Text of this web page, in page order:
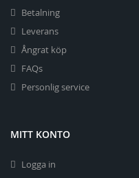
Betalning
Leverans
Ångrat köp
FAQs
Personlig service
MITT KONTO
Logga in